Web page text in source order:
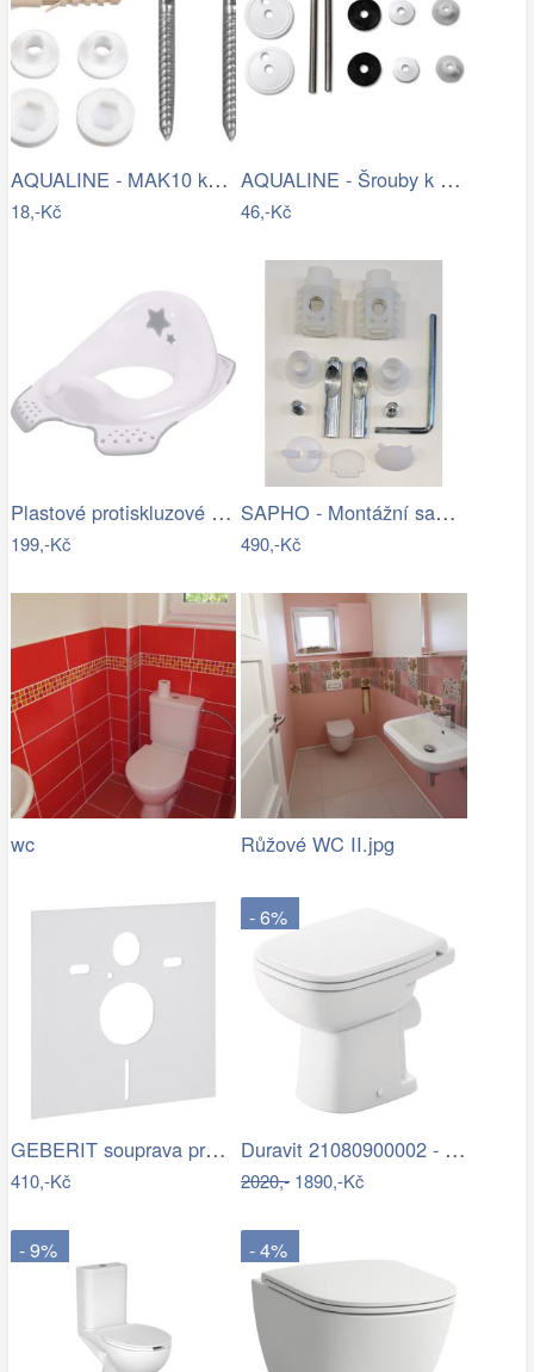
AQUALINE - MAK10 kotvící sada pro WC…
18,-Kč
AQUALINE - Šrouby k WC dřevěným…
46,-Kč
Plastové protiskluzové sedátko na WC…
199,-Kč
SAPHO - Montážní sada pro závěsné WC…
490,-Kč
wc Růžové WC II.jpg
GEBERIT souprava pro tlumení hluku pro…
410,-Kč
- 6%
Duravit 21080900002 - Stojící WC D-CODE…
2020,-1890,-Kč
- 9% - 4%